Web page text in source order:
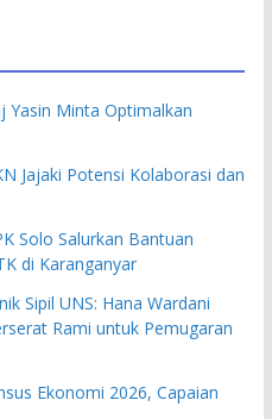
Yasin Minta Optimalkan
Jajaki Potensi Kolaborasi dan
Solo Salurkan Bantuan
di Karanganyar
Sipil UNS: Hana Wardani
Rami untuk Pemugaran
Ekonomi 2026, Capaian